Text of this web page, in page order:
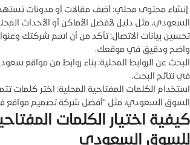
إنشاء محتوى محلي: أضف مقالات أو مدونات
السعودي، مثل دليل لأفضل الأماكن أو الأحداث
تحسين بيانات الاتصال: تأكد من أن اسم شركتك
واضح ودقيق في موقعك.
البحث عن الروابط المحلية: بناء روابط من مواقع
في نتائج البحث.
استخدام الكلمات المفتاحية المحلية: اختر كلمات
السوق السعودي، مثل “أفضل شركة تصميم مواقع
كيفية اختيار الكلمات
للسوق السعودي